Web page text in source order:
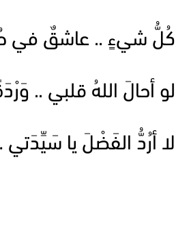
كُلُّ شيءٍ .. عاشقٌ في
لو أحالَ اللهُ قلبي ..
لا أرُدُّ الفَضْلَ يا